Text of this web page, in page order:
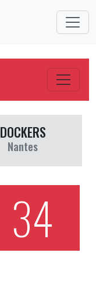
DOCKERS
Nantes
34